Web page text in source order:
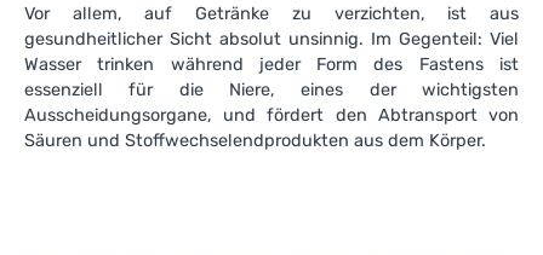
Vor allem, auf Getränke zu verzichten, ist aus
gesundheitlicher Sicht absolut unsinnig. Im Gegenteil: Viel
Wasser trinken während jeder Form des Fastens ist
essenziell für die Niere, eines der wichtigsten
Ausscheidungsorgane, und fördert den Abtransport von
Säuren und Stoffwechselendprodukten aus dem Körper.